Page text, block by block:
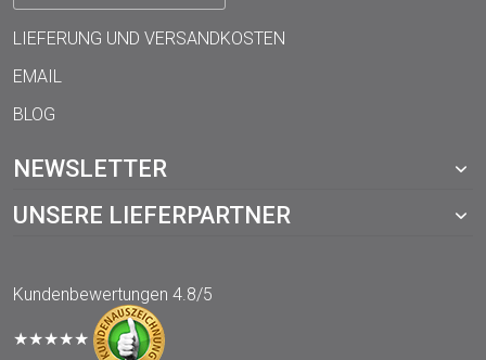
LIEFERUNG UND VERSANDKOSTEN
EMAIL
BLOG
NEWSLETTER
UNSERE LIEFERPARTNER
Kundenbewertungen 4.8/5
★★★★★